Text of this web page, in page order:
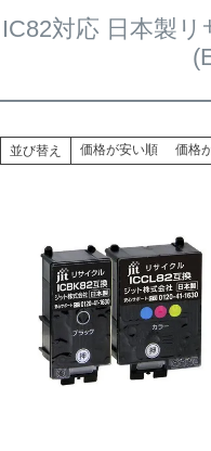
IC82対応 日本製
並び替え 価格が安い順 価格